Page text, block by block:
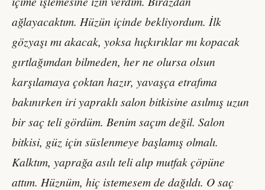
ağlayacaktım. Hüzün içinde bekliyordum. İlk
gözyaşı mı akacak, yoksa hıçkırıklar mı kopacak
gırtlağımdan bilmeden, her ne olursa olsun
karşılamaya çoktan hazır, yavaşça etrafıma
bakınırken iri yapraklı salon bitkisine asılmış uzun
bir saç teli gördüm. Benim saçım değil. Salon
bitkisi, güz için süslenmeye başlamış olmalı.
Kalktım, yaprağa asılı teli alıp mutfak çöpüne
attım. Hüznüm, hiç istemesem de dağıldı. O saç